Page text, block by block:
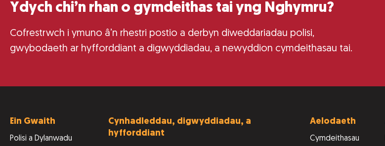
Ydych chi’n rhan o gymdeithas tai yng Nghymru?
Cofrestrwch i ymuno â’n rhestri postio a derbyn diweddariadau polisi,
gwybodaeth ar hyfforddiant a digwyddiadau, a newyddion cymdeithasau tai.
Ein Gwaith
Polisi a Dylanwadu
Cynhadleddau, digwyddiadau, a
hyfforddiant
Aelodaeth
Cymdeithasau